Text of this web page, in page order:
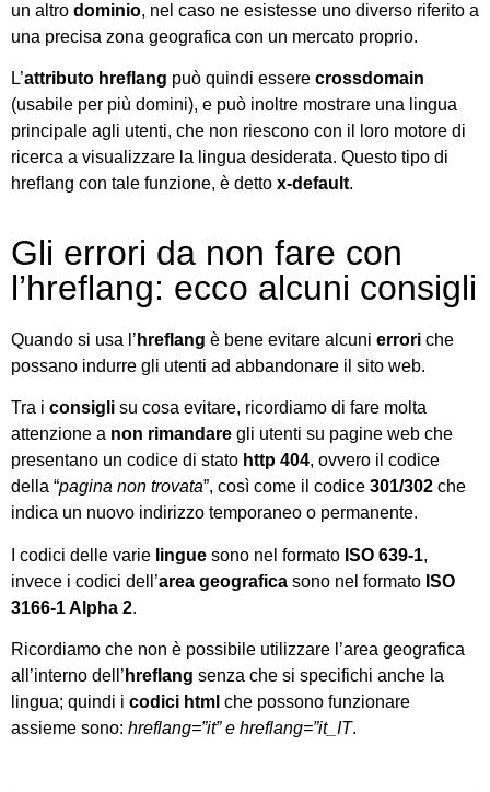
un altro dominio, nel caso ne esistesse uno diverso riferito a
una precisa zona geografica con un mercato proprio.
L’attributo hreflang può quindi essere crossdomain
(usabile per più domini), e può inoltre mostrare una lingua
principale agli utenti, che non riescono con il loro motore di
ricerca a visualizzare la lingua desiderata. Questo tipo di
hreflang con tale funzione, è detto x-default.
Gli errori da non fare con
l’hreflang: ecco alcuni consigli
Quando si usa l’ hreflang è bene evitare alcuni errori che
possano indurre gli utenti ad abbandonare il sito web.
Tra i consigli su cosa evitare, ricordiamo di fare molta
attenzione a non rimandare gli utenti su pagine web che
presentano un codice di stato http 404, ovvero il codice
della “pagina non trovata”, così come il codice 301/302 che
indica un nuovo indirizzo temporaneo o permanente.
I codici delle varie lingue sono nel formato ISO 639-1,
invece i codici dell’area geografica sono nel formato ISO
3166-1 Alpha 2.
Ricordiamo che non è possibile utilizzare l’area geografica
all’interno dell’ hreflang senza che si specifichi anche la
lingua; quindi i codici html che possono funzionare
assieme sono: hreflang=”it” e hreflang=”it_IT.